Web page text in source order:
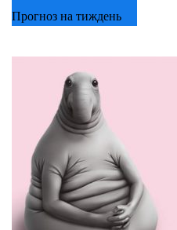
Прогноз на тиждень